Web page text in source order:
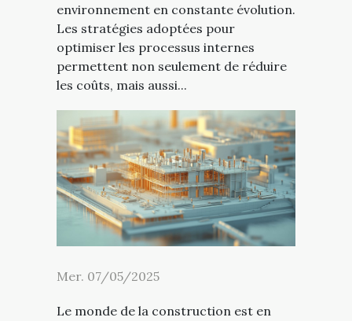
environnement en constante évolution.
Les stratégies adoptées pour
optimiser les processus internes
permettent non seulement de réduire
les coûts, mais aussi...
Mer. 07/05/2025
Le monde de la construction est en